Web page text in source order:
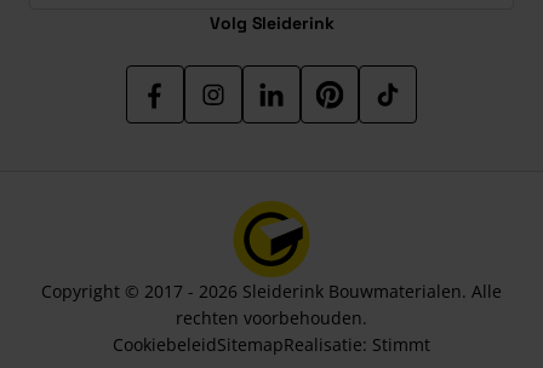
Volg Sleiderink
Copyright © 2017 - 2026 Sleiderink Bouwmaterialen. Alle
rechten voorbehouden.
CookiebeleidSitemapRealisatie: Stimmt